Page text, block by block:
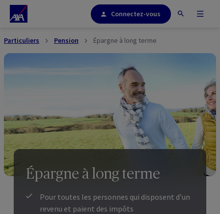
Connectez-vous
Particuliers Pension Épargne à long terme
Épargne à long terme
Pour toutes les personnes qui disposent d’un
revenu et paient des impôts